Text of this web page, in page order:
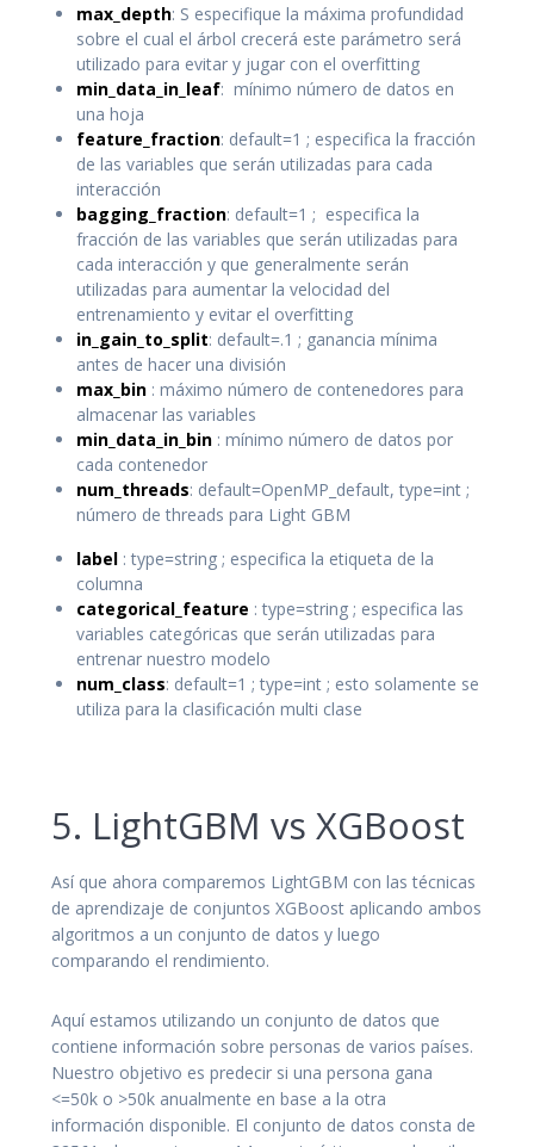
max_depth: S especifique la máxima profundidad
sobre el cual el árbol crecerá este parámetro será
utilizado para evitar y jugar con el overfitting
min_data_in_leaf: mínimo número de datos en
una hoja
feature_fraction: default=1 ; especifica la fracción
de las variables que serán utilizadas para cada
interacción
bagging_fraction: default=1 ; especifica la
fracción de las variables que serán utilizadas para
cada interacción y que generalmente serán
utilizadas para aumentar la velocidad del
entrenamiento y evitar el overfitting
in_gain_to_split: default=.1 ; ganancia mínima
antes de hacer una división
max_bin : máximo número de contenedores para
almacenar las variables
min_data_in_bin : mínimo número de datos por
cada contenedor
num_threads: default=OpenMP_default, type=int ;
número de threads para Light GBM
label : type=string ; especifica la etiqueta de la
columna
categorical_feature : type=string ; especifica las
variables categóricas que serán utilizadas para
entrenar nuestro modelo
num_class: default=1 ; type=int ; esto solamente se
utiliza para la clasificación multi clase
5. LightGBM vs XGBoost
Así que ahora comparemos LightGBM con las técnicas
de aprendizaje de conjuntos XGBoost aplicando ambos
algoritmos a un conjunto de datos y luego
comparando el rendimiento.
Aquí estamos utilizando un conjunto de datos que
contiene información sobre personas de varios países.
Nuestro objetivo es predecir si una persona gana
<=50k o >50k anualmente en base a la otra
información disponible. El conjunto de datos consta de